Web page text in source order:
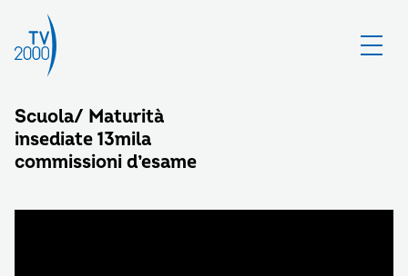
Scuola/ Maturità
insediate 13mila
commissioni d’esame